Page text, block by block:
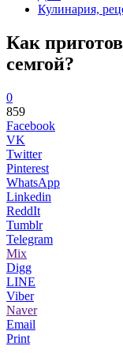
Кулинария,
Как
семгой?
0
859
Facebook
VK
Twitter
Pinterest
WhatsApp
Linkedin
ReddIt
Tumblr
Telegram
Mix
Digg
LINE
Viber
Naver
Email
Print